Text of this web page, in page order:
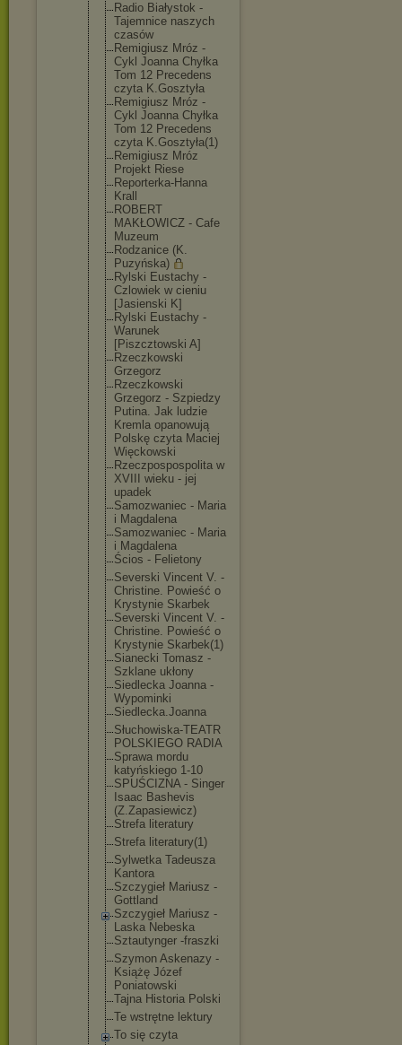
Radio Białystok -
Tajemnice naszych
czasów
Remigiusz Mróz -
Cykl Joanna Chyłka
Tom 12 Precedens
czyta K.Gosztyła
Remigiusz Mróz -
Cykl Joanna Chyłka
Tom 12 Precedens
czyta K.Gosztyła(1)
Remigiusz Mróz
Projekt Riese
Reporterka-Hanna
Krall
ROBERT
MAKŁOWICZ - Cafe
Muzeum
Rodzanice (K.
Puzyńska)
Rylski Eustachy -
Czlowiek w cieniu
[Jasienski K]
Rylski Eustachy -
Warunek
[Piszcztows ki A]
Rzeczkowski
Grzegorz
Rzeczkowski
Grzegorz - Szpiedzy
Putina. Jak ludzie
Kremla opanowują
Polskę czyta Maciej
Więckowski
Rzeczpospospolita w
XVIII wieku - jej
upadek
Samozwaniec - Maria
i Magdalena
Samozwaniec - Maria
i Magdalena
Ścios - Felietony
Severski Vincent V. -
Christine. Powieść o
Krystynie Skarbek
Severski Vincent V. -
Christine. Powieść o
Krystynie Skarbek(1)
Sianecki Tomasz -
Szklane ukłony
Siedlecka Joanna -
Wypominki
Siedlecka.Joanna
Słuchowiska-TEATR
POLSKIEGO RADIA
Sprawa mordu
katyńskiego 1-10
SPUŚCIZNA - Singer
Isaac Bashevis
(Z.Zapasiewicz)
Strefa literatury
Strefa literatury(1)
Sylwetka Tadeusza
Kantora
Szczygieł Mariusz -
Gottland
Szczygieł Mariusz -
Laska Nebeska
Sztautynger -fraszki
Szymon Askenazy -
Książę Józef
Poniatowski
Tajna Historia Polski
Te wstrętne lektury
To się czyta